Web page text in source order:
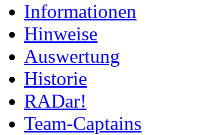
Informationen
Hinweise
Auswertung
Historie
RADar!
Team-Captains